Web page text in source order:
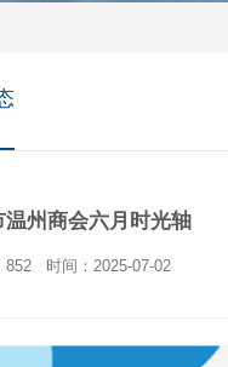
温州商会六月时光轴
852 时间：2025-07-02